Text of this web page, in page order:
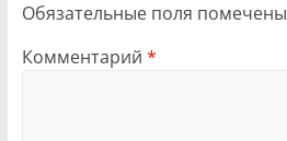
Обязательные поля помечены
Комментарий *